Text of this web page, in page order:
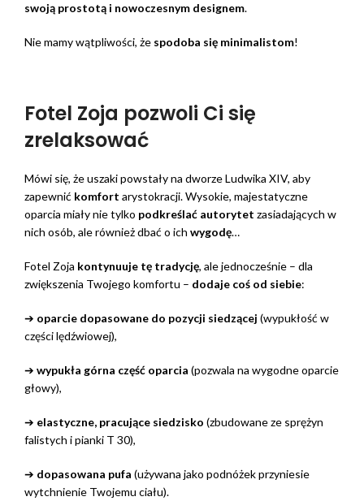
swoją prostotą i nowoczesnym designem.
Nie mamy wątpliwości, że spodoba się minimalistom!
Fotel Zoja pozwoli Ci się
zrelaksować
Mówi się, że uszaki powstały na dworze Ludwika XIV, aby
zapewnić komfort arystokracji. Wysokie, majestatyczne
oparcia miały nie tylko podkreślać autorytet zasiadających w
nich osób, ale również dbać o ich wygodę…
Fotel Zoja kontynuuje tę tradycję, ale jednocześnie – dla
zwiększenia Twojego komfortu – dodaje coś od siebie:
➔ oparcie dopasowane do pozycji siedzącej (wypukłość w
części lędźwiowej),
➔ wypukła górna część oparcia (pozwala na wygodne oparcie
głowy),
➔ elastyczne, pracujące siedzisko (zbudowane ze sprężyn
falistych i pianki T 30),
➔ dopasowana pufa (używana jako podnóżek przyniesie
wytchnienie Twojemu ciału).